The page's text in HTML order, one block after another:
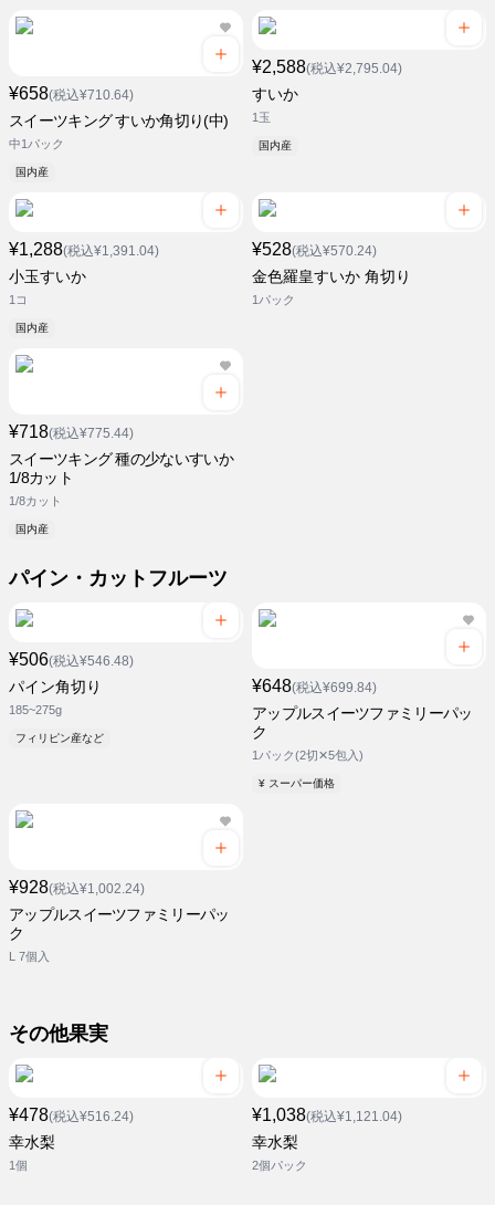
¥658(税込¥710.64)
スイーツキング すいか角切り(中)
中1パック
国内産
¥2,588(税込¥2,795.04)
すいか
1玉
国内産
¥1,288(税込¥1,391.04)
小玉すいか
1コ
国内産
¥528(税込¥570.24)
金色羅皇すいか 角切り
1パック
¥718(税込¥775.44)
スイーツキング 種の少ないすいか
1/8カット
1/8カット
国内産
パイン・カットフルーツ
¥506(税込¥546.48)
パイン角切り
185~275g
フィリピン産など
¥648(税込¥699.84)
アップルスイーツファミリーパッ
ク
1パック(2切✕5包入)
¥ スーパー価格
¥928(税込¥1,002.24)
アップルスイーツファミリーパッ
ク
L 7個入
その他果実
¥478(税込¥516.24)
幸水梨
1個
¥1,038(税込¥1,121.04)
幸水梨
2個パック